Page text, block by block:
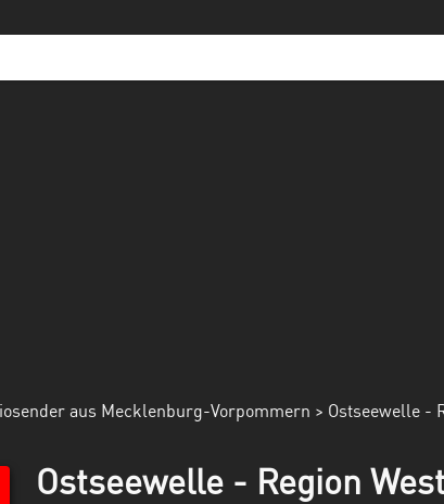
aus Mecklenburg-Vorpommern > Ostseewelle -
Ostseewelle - Region